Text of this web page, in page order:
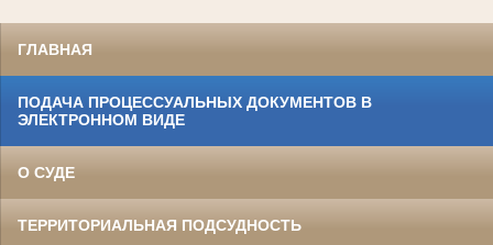
ГЛАВНАЯ
ПОДАЧА ПРОЦЕССУАЛЬНЫХ ДОКУМЕНТОВ В
ЭЛЕКТРОННОМ ВИДЕ
О СУДЕ
ТЕРРИТОРИАЛЬНАЯ ПОДСУДНОСТЬ